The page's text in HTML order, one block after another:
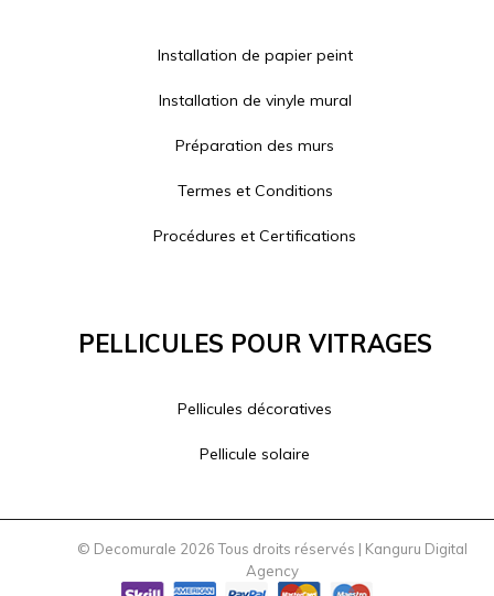
Installation de papier peint
Installation de vinyle mural
Préparation des murs
Termes et Conditions
Procédures et Certifications
Pellicules Pour Vitrages
Pellicules décoratives
Pellicule solaire
© Decomurale 2026 Tous droits réservés | Kanguru Digital
Agency